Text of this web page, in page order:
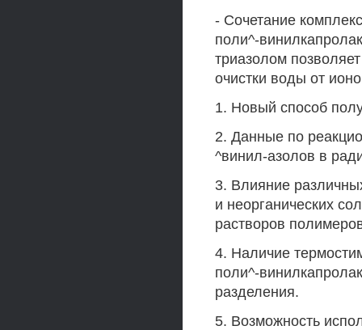
- Сочетание
поли^-
триазолом
очистки воды от
1. Новый способ
2. Данные по
^винил-азолов в
3. Влияние
и неорганических
растворов
4. Наличие
поли^-
разделения.
5. Возможность